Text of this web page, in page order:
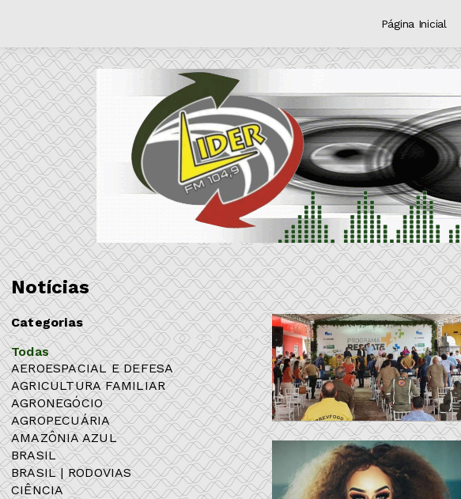
Página Inicial
Notícias
Categorias
Todas
AEROESPACIAL E DEFESA
AGRICULTURA FAMILIAR
AGRONEGÓCIO
AGROPECUÁRIA
AMAZÔNIA AZUL
BRASIL
BRASIL | RODOVIAS
CIÊNCIA